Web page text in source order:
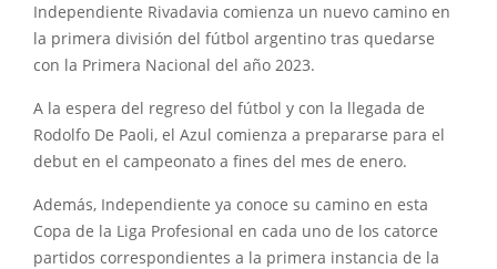
Independiente Rivadavia comienza un nuevo camino en
la primera división del fútbol argentino tras quedarse
con la Primera Nacional del año 2023.
A la espera del regreso del fútbol y con la llegada de
Rodolfo De Paoli, el Azul comienza a prepararse para el
debut en el campeonato a fines del mes de enero.
Además, Independiente ya conoce su camino en esta
Copa de la Liga Profesional en cada uno de los catorce
partidos correspondientes a la primera instancia de la